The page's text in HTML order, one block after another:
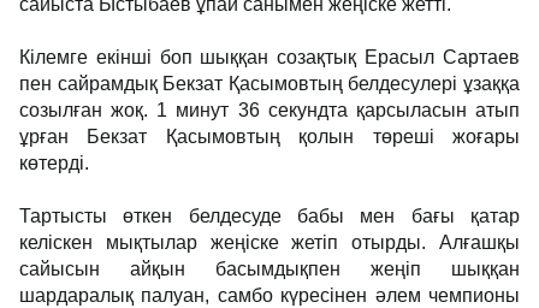
сайыста Ыстыбаев ұпай санымен жеңіске жетті.
Кілемге екінші боп шыққан созақтық Ерасыл Сартаев
пен сайрамдық Бекзат Қасымовтың белдесулері ұзаққа
созылған жоқ. 1 минут 36 секундта қарсыласын атып
ұрған Бекзат Қасымовтың қолын төреші жоғары
көтерді.
Тартысты өткен белдесуде бабы мен бағы қатар
келіскен мықтылар жеңіске жетіп отырды. Алғашқы
сайысын айқын басымдықпен жеңіп шыққан
шардаралық палуан, самбо күресінен әлем чемпионы